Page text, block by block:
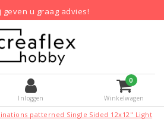
geven u graag advies!
Inloggen
0
Winkelwagen
patterned Single Sided 12x12" Light